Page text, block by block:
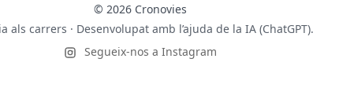
© 2026 Cronovies
als carrers · Desenvolupat amb l’ajuda de la IA (ChatGPT).
Segueix-nos a Instagram